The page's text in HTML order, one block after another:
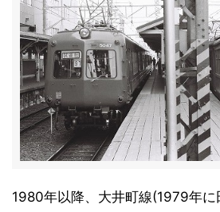
1980年以降、大井町線(1979年